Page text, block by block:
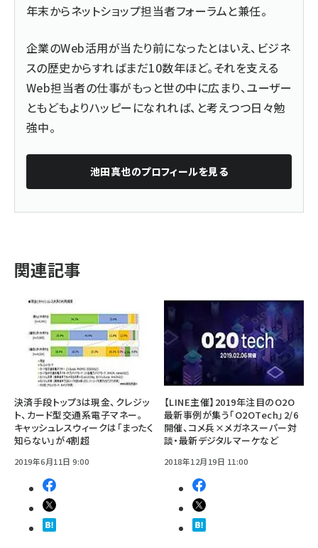
年末からネットショップ担当者フォーラムと兼任。
企業のWeb活用が当たり前になったとはいえ、ビジネ
スの歴史からすればまだ10数年ほど。それを支える
Web担当者の仕事がもっと世の中に広まり、ユーザー
ともどもよりハッピーになれれば、と考えつつ日々勉
強中。
池田真也のプロフィールを見る
関連記事
決済手段トップ3は現金、クレジッ
ト、カード型交通系電子マネー。
キャッシュレスウィークは「まったく
知らない」が4割超
2019年6月11日 9:00
【LINE主催】2019年注目のO2O
最新事例が集う「O2OTech」2/6
開催、コメ兵×メガネスーパー対
談・最新デジタルマーケなど
2018年12月19日 11:00